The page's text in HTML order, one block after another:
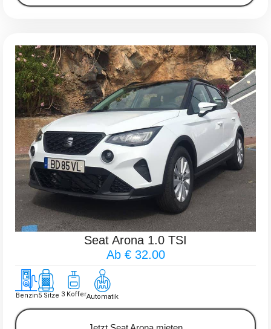
Seat Arona 1.0 TSI
Ab € 32.00
Benzin5 Sitze 3 KofferAutomatik